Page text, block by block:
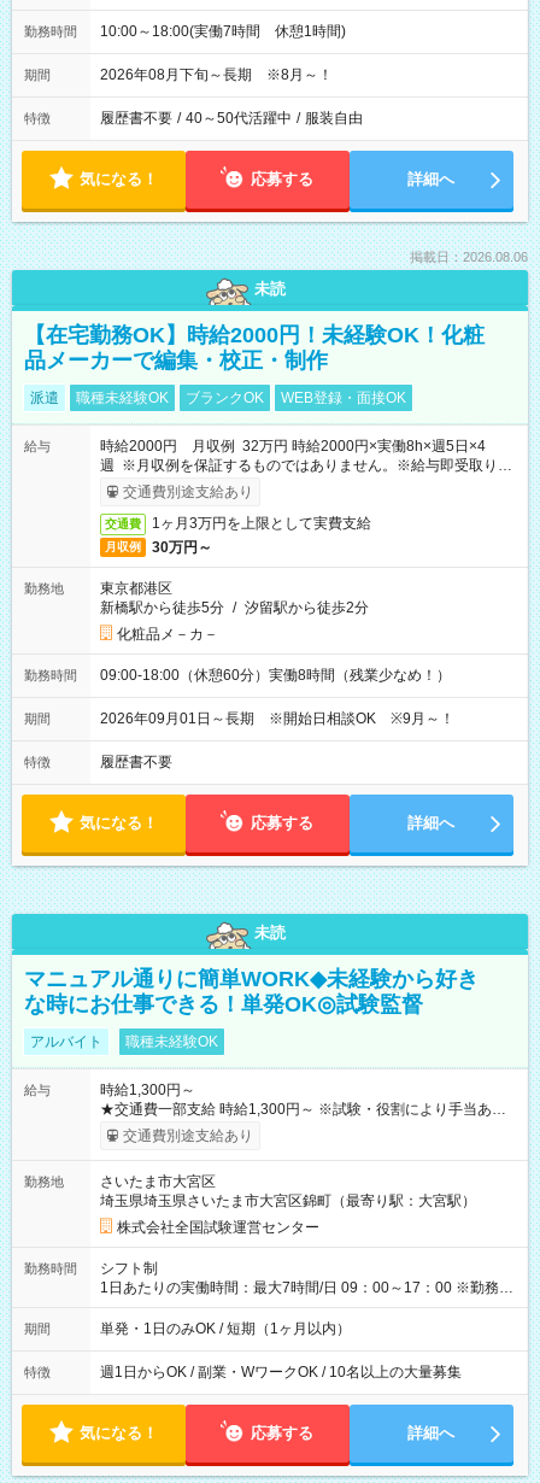
勤務時間 10:00～18:00(実働7時間 休憩1時間)
期間 2026年08月下旬～長期 ※8月～！
特徴 履歴書不要 / 40～50代活躍中 / 服装自由
気になる！ 応募する 詳細へ
掲載日：2026.08.06
未読
【在宅勤務OK】時給2000円！未経験OK！化粧
品メーカーで編集・校正・制作
派遣 職種未経験OK ブランクOK WEB登録・面接OK
給与
時給2000円 月収例 32万円 時給2000円×実働8h×週5日×4
週 ※月収例を保証するものではありません。※給与即受取りサ
ービス利用可（利用条件有）
交通費別途支給あり
交通費 1ヶ月3万円を上限として実費支給
月収例 30万円～
勤務地
東京都港区
新橋駅から徒歩5分 / 汐留駅から徒歩2分
化粧品メ－カ－
勤務時間 09:00-18:00（休憩60分）実働8時間（残業少なめ！）
期間 2026年09月01日～長期 ※開始日相談OK ※9月～！
特徴 履歴書不要
気になる！ 応募する 詳細へ
未読
マニュアル通りに簡単WORK◆未経験から好き
な時にお仕事できる！単発OK◎試験監督
アルバイト 職種未経験OK
給与
時給1,300円～
★交通費一部支給 時給1,300円～ ※試験・役割により手当あり
※勤務回数により昇給あり 【即給（前払い）オプションあ
り！】 希望される場合、勤務から1週間ほどで給与の一部を受け
例】 ・河合塾模擬試験 8:30～17:30（休憩1時間） 時給1,300円
×8時間＝日収10,400円＋交通費 ※当日の役割により時給＋100
円の場合あり ・国家試験 7:00～13:30（休憩なし） 時給1,300
円（役割手当＋100円）×6時間＝日収8,400円＋交通費 【試用期
間】試用期間なし
交通費別途支給あり
勤務地
さいたま市大宮区
埼玉県埼玉県さいたま市大宮区錦町（最寄り駅：大宮駅）
株式会社全国試験運営センター
勤務時間
シフト制
1日あたりの実働時間：最大7時間/日 09：00～17：00 ※勤務時
間は 試験により異なります。
期間 単発・1日のみOK / 短期（1ヶ月以内）
特徴 週1日からOK / 副業・WワークOK / 10名以上の大量募集
気になる！ 応募する 詳細へ